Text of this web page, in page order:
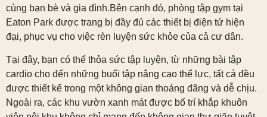
cùng bạn bè và gia đình.Bên cạnh đó, phòng tập gym tại
Eaton Park được trang bị đầy đủ các thiết bị điện tử hiện
đại, phục vụ cho việc rèn luyện sức khỏe của cả cư dân.
Tại đây, bạn có thể thỏa sức tập luyện, từ những bài tập
cardio cho đến những buổi tập nâng cao thể lực, tất cả đều
được thiết kế trong một không gian thoáng đãng và dễ chịu.
Ngoài ra, các khu vườn xanh mát được bố trí khắp khuôn